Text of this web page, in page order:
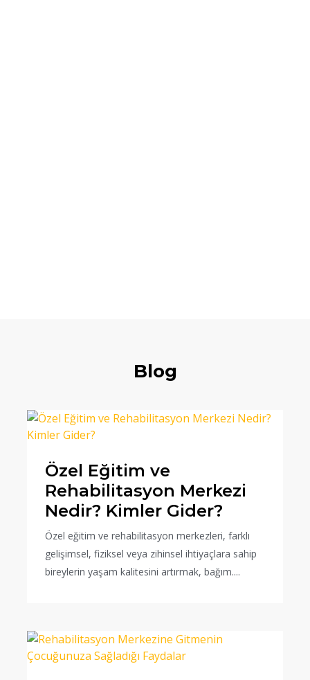
Blog
Özel Eğitim ve
Rehabilitasyon Merkezi
Nedir? Kimler Gider?
Özel eğitim ve rehabilitasyon merkezleri, farklı
gelişimsel, fiziksel veya zihinsel ihtiyaçlara sahip
bireylerin yaşam kalitesini artırmak, bağım....